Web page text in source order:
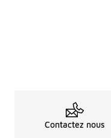
Contactez nous